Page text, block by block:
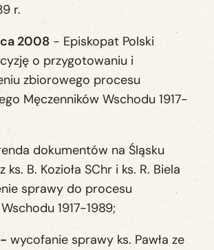
r.
2008 - Episkopat Polski
o przygotowaniu i
zbiorowego procesu
Męczenników Wschodu 1917-
dokumentów na Śląsku
B. Kozioła SChr i ks. R. Biela
sprawy do procesu
1917-1989;
wycofanie sprawy ks. Pawła ze